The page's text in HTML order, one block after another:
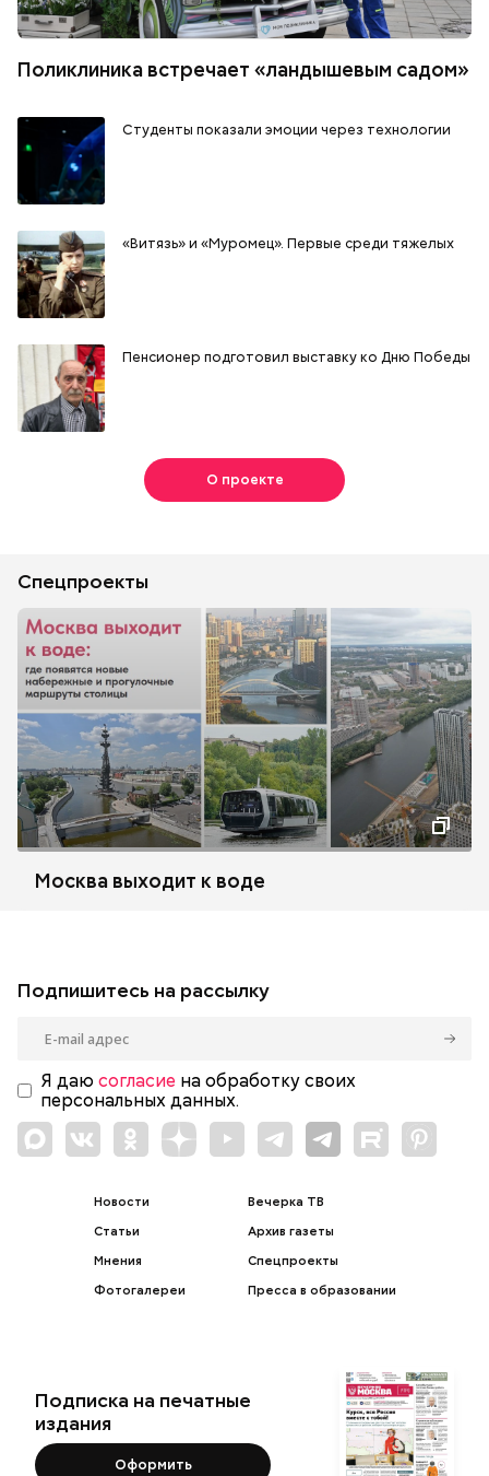
Поликлиника встречает «ландышевым садом»
Студенты показали эмоции через технологии
«Витязь» и «Муромец». Первые среди тяжелых
Пенсионер подготовил выставку ко Дню Победы
О проекте
Спецпроекты
Москва выходит к воде
Подпишитесь на рассылку
Я даю согласие на обработку своих
персональных данных.
Новости
Статьи
Мнения
Фотогалереи
Вечерка ТВ
Архив газеты
Спецпроекты
Пресса в образовании
Подписка на печатные
издания
Оформить